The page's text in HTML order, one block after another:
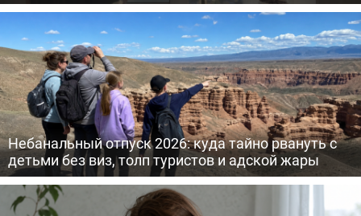
Небанальный отпуск 2026: куда тайно рвануть с
детьми без виз, толп туристов и адской жары